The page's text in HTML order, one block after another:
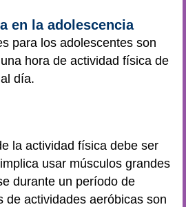
en la adolescencia
para los adolescentes son
hora de actividad física de
día.
la actividad física debe ser
usar músculos grandes
durante un período de
de actividades aeróbicas son